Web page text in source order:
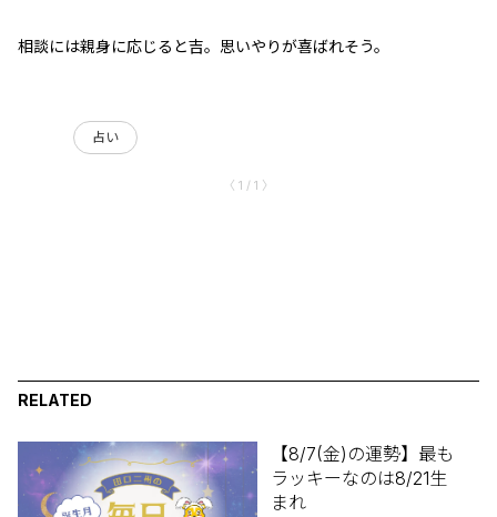
相談には親身に応じると吉。思いやりが喜ばれそう。
占い
〈 1 / 1 〉
RELATED
【8/7(金)の運勢】最も
ラッキーなのは8/21生
まれ